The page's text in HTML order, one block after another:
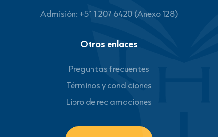
Admisión: +51 1 207 6420 (Anexo 128)
Otros enlaces
Preguntas frecuentes
Términos y condiciones
Libro de reclamaciones